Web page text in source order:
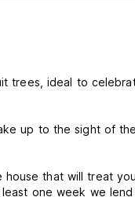
trees, ideal to
up to the sight of
house that will treat
one week we